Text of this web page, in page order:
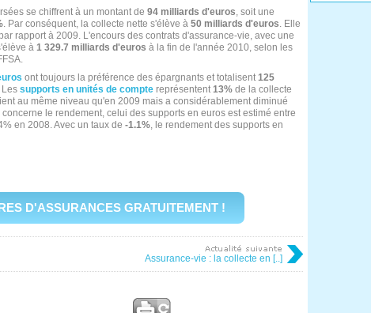
se chiffrent à un montant de 94 milliards d'euros, soit une
. Par conséquent, la collecte nette s'élève à 50 milliards d'euros. Elle
rapport à 2009. L'encours des contrats d'assurance-vie, avec une
à 1 329.7 milliards d'euros à la fin de l'année 2010, selon les
ont toujours la préférence des épargnants et totalisent125
Les supports en unités de compte représentent13% de la collecte
au même niveau qu'en 2009 mais a considérablement diminué
le rendement, celui des supports en euros est estimé entre
en 2008. Avec un taux de -1.1%, le rendement des supports en
D'ASSURANCES GRATUITEMENT !
Assurance-vie : la collecte en [..]